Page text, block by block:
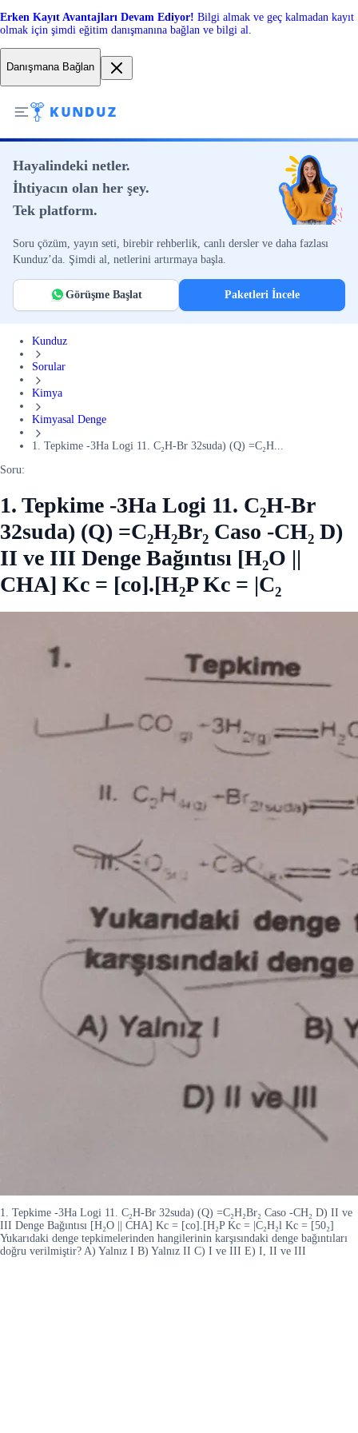
Erken Kayıt Avantajları Devam Ediyor! Bilgi almak ve geç kalmadan kayıt
olmak için şimdi eğitim danışmanına bağlan ve bilgi al.
Danışmana Bağlan
Hayalindeki netler.
İhtiyacın olan her şey.
Tek platform.
Soru çözüm, yayın seti, birebir rehberlik, canlı dersler ve daha fazlası
Kunduz’da. Şimdi al, netlerini artırmaya başla.
Görüşme Başlat Paketleri İncele
Kunduz
Sorular
Kimya
Kimyasal Denge
1. Tepkime -3Ha Logi 11. C₂H-Br 32suda) (Q) =C₂H...
Soru:
1. Tepkime -3Ha Logi 11. C₂H-Br
32suda) (Q) =C₂H₂Br₂ Caso -CH₂ D)
II ve III Denge Bağıntısı [H₂O ||
CHA] Kc = [co].[H₂P Kc = |C₂
1. Tepkime -3Ha Logi 11. C₂H-Br 32suda) (Q) =C₂H₂Br₂ Caso -CH₂ D) II ve
III Denge Bağıntısı [H₂O || CHA] Kc = [co].[H₂P Kc = |C₂H₂l Kc = [50₂]
Yukarıdaki denge tepkimelerinden hangilerinin karşısındaki denge bağıntıları
doğru verilmiştir? A) Yalnız I B) Yalnız II C) I ve III E) I, II ve III